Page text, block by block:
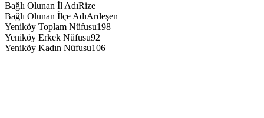
Bağlı Olunan İl AdıRize
Bağlı Olunan İlçe AdıArdeşen
Yeniköy Toplam Nüfusu198
Yeniköy Erkek Nüfusu92
Yeniköy Kadın Nüfusu106